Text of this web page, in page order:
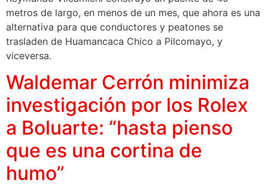
metros de largo, en menos de un mes, que ahora es una
alternativa para que conductores y peatones se
trasladen de Huamancaca Chico a Pilcomayo, y
viceversa.
Waldemar Cerrón minimiza
investigación por los Rolex
a Boluarte: “hasta pienso
que es una cortina de
humo”